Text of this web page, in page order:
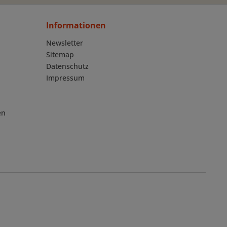
Informationen
Newsletter
Sitemap
Datenschutz
Impressum